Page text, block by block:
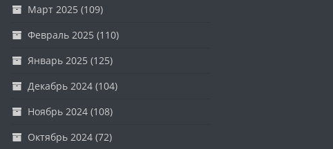
Март 2025 (109)
Февраль 2025 (110)
Январь 2025 (125)
Декабрь 2024(104)
Ноябрь 2024(108)
Октябрь 2024(72)